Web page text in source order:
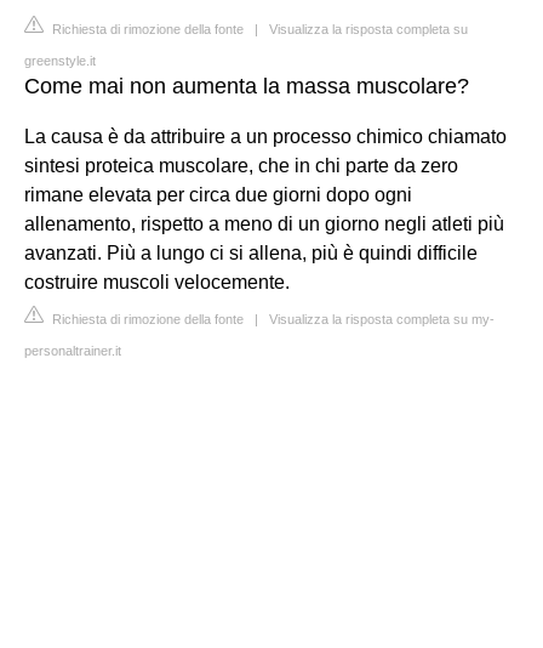
Richiesta di rimozione della fonte | Visualizza la risposta completa su
greenstyle.it
Come mai non aumenta la massa muscolare?
La causa è da attribuire a un processo chimico chiamato
sintesi proteica muscolare, che in chi parte da zero
rimane elevata per circa due giorni dopo ogni
allenamento, rispetto a meno di un giorno negli atleti più
avanzati. Più a lungo ci si allena, più è quindi difficile
costruire muscoli velocemente.
Richiesta di rimozione della fonte | Visualizza la risposta completa su my-
personaltrainer.it